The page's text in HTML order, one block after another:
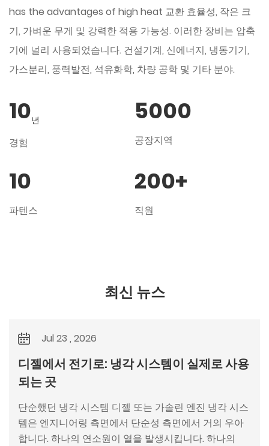
has the advantages of high heat 교환 효율성, 작은 크
기, 가벼운 무게 및 강력한 적용 가능성. 이러한 장비는 압축
기에 널리 사용되었습니다. 건설기계, 신에너지, 냉동기기,
가스분리, 풍력발전, 석유화학, 차량 공학 및 기타 분야.
10년
경험
5000
공장지역
10
파텐스
200+
직원
최신 뉴스
Jul 23 , 2026
디젤에서 전기로: 냉각 시스템이 실제로 사용
되는 곳
단순했던 냉각 시스템 디젤 또는 가솔린 엔진 냉각 시스
템은 엔지니어링 측면에서 단순성 측면에서 거의 우아
합니다. 하나의 연소원이 열을 발생시킵니다. 하나의